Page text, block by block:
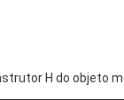
H do objeto